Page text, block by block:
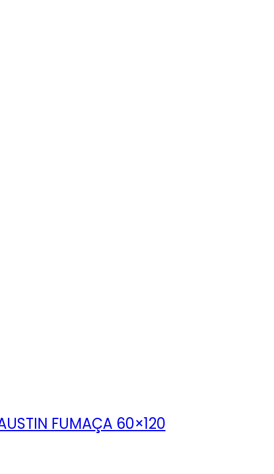
FUMAÇA 60×120